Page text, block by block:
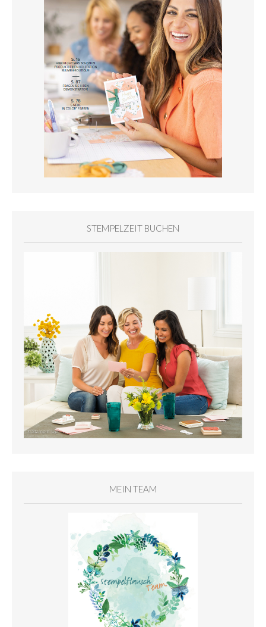
STEMPELZEIT BUCHEN
MEIN TEAM